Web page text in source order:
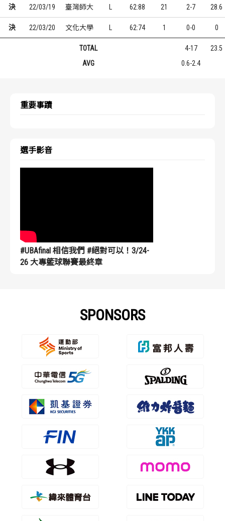
決 22/03/19 臺灣師大 62:88 21 2-7 28.6
決 22/03/20 文化大學 62:74 1 0-0 0
TOTAL 4-17
23.5
AVG
0.6-2.4
重要事蹟
選手影音
#UBAfinal 相信我們 #絕對可以！3/24-
26 大專籃球聯賽最終章
SPONSORS